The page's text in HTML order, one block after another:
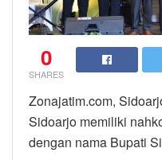
0
SHARES
Zonajatim.com,
Sidoarjo memiliki
dengan nama Bupati